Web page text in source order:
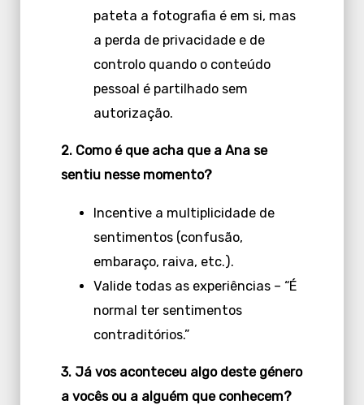
pateta a fotografia é em si, mas
a perda de privacidade e de
controlo quando o conteúdo
pessoal é partilhado sem
autorização.
2. Como é que acha que a Ana se
sentiu nesse momento?
Incentive a multiplicidade de
sentimentos (confusão,
embaraço, raiva, etc.).
Valide todas as experiências – “É
normal ter sentimentos
contraditórios.”
3. Já vos aconteceu algo deste género
a vocês ou a alguém que conhecem?